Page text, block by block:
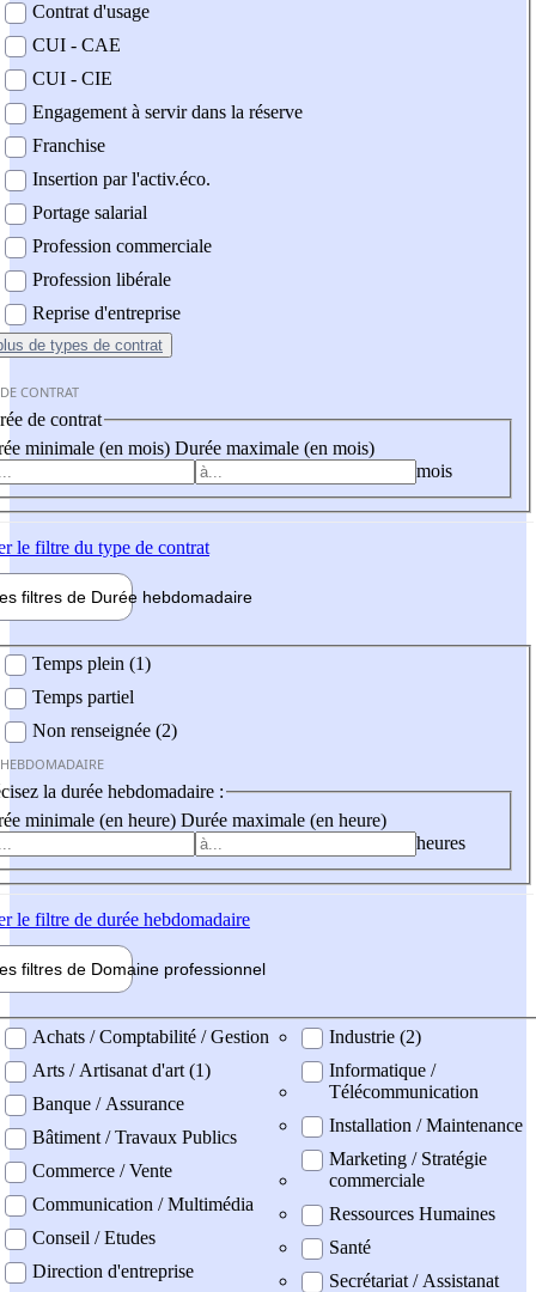
Contrat d'usage
CUI - CAE
CUI - CIE
Engagement à servir dans la réserve
Franchise
Insertion par l'activ.éco.
Portage salarial
Profession commerciale
Profession libérale
Reprise d'entreprise
de types de contrat
CONTRAT
de contrat
minimale (en mois) Durée maximale (en mois)
mois
le filtre du type de contrat
filtres de Durée hebdomadaire
Temps plein (1)
Temps partiel
Non renseignée (2)
la durée hebdomadaire :
minimale (en heure) Durée maximale (en heure)
heures
le filtre de durée hebdomadaire
filtres de Domaine professionnel
professionel
Achats / Comptabilité / Gestion
Arts / Artisanat d'art (1)
Banque / Assurance
Bâtiment / Travaux Publics
Commerce / Vente
Communication / Multimédia
Conseil / Etudes
Direction d'entreprise
Industrie (2)
Informatique /
Télécommunication
Installation / Maintenance
Marketing / Stratégie
commerciale
Ressources Humaines
Santé
Secrétariat / Assistanat